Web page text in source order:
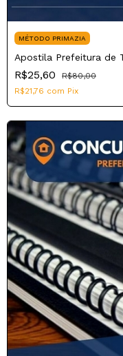
MÉTODO PRIMAZIA
Apostila Prefeitura de
R$25,60
R$80,00
R$21,76 com Pix